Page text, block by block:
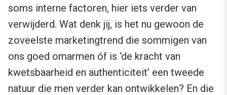
soms interne factoren, hier iets verder van
verwijderd. Wat denk jij, is het nu gewoon de
zoveelste marketingtrend die sommigen van
ons goed omarmen óf is ‘de kracht van
kwetsbaarheid en authenticiteit’ een tweede
natuur die men verder kan ontwikkelen? En die